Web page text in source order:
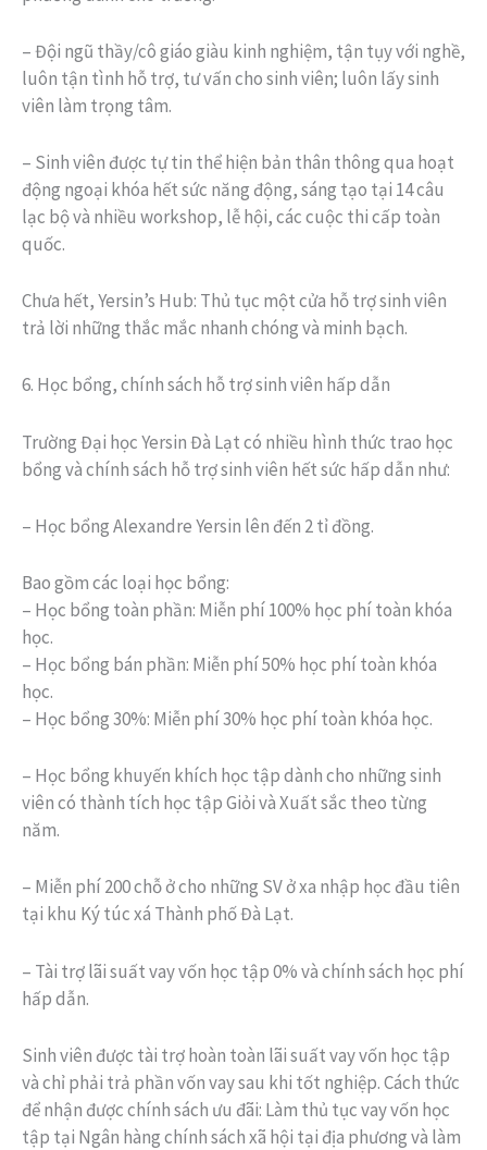
– Đội ngũ thầy/cô giáo giàu kinh nghiệm, tận tụy với nghề,
luôn tận tình hỗ trợ, tư vấn cho sinh viên; luôn lấy sinh
viên làm trọng tâm.
– Sinh viên được tự tin thể hiện bản thân thông qua hoạt
động ngoại khóa hết sức năng động, sáng tạo tại 14 câu
lạc bộ và nhiều workshop, lễ hội, các cuộc thi cấp toàn
quốc.
Chưa hết, Yersin’s Hub: Thủ tục một cửa hỗ trợ sinh viên
trả lời những thắc mắc nhanh chóng và minh bạch.
6. Học bổng, chính sách hỗ trợ sinh viên hấp dẫn
Trường Đại học Yersin Đà Lạt có nhiều hình thức trao học
bổng và chính sách hỗ trợ sinh viên hết sức hấp dẫn như:
– Học bổng Alexandre Yersin lên đến 2 tỉ đồng.
Bao gồm các loại học bổng:
– Học bổng toàn phần: Miễn phí 100% học phí toàn khóa
học.
– Học bổng bán phần: Miễn phí 50% học phí toàn khóa
học.
– Học bổng 30%: Miễn phí 30% học phí toàn khóa học.
– Học bổng khuyến khích học tập dành cho những sinh
viên có thành tích học tập Giỏi và Xuất sắc theo từng
năm.
– Miễn phí 200 chỗ ở cho những SV ở xa nhập học đầu tiên
tại khu Ký túc xá Thành phố Đà Lạt.
– Tài trợ lãi suất vay vốn học tập 0% và chính sách học phí
hấp dẫn.
Sinh viên được tài trợ hoàn toàn lãi suất vay vốn học tập
và chỉ phải trả phần vốn vay sau khi tốt nghiệp. Cách thức
để nhận được chính sách ưu đãi: Làm thủ tục vay vốn học
tập tại Ngân hàng chính sách xã hội tại địa phương và làm